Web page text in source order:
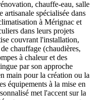
chauffe-eau, salle
artisanale spécialisée dans
à Mérignac et
dans leurs projets
couvrant l'installation,
chauffage (chaudières,
à chaleur et des
par son approche
main pour la création ou la
équipements à la mise en
met l'accent sur la